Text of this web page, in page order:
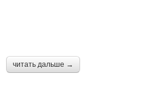
читать дальше →